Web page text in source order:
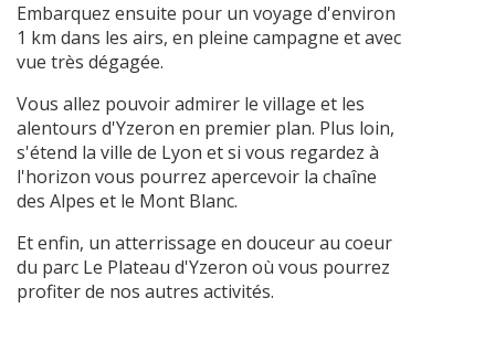
Embarquez ensuite pour un voyage d'environ
1 km dans les airs, en pleine campagne et avec
vue très dégagée.
Vous allez pouvoir admirer le village et les
alentours d'Yzeron en premier plan. Plus loin,
s'étend la ville de Lyon et si vous regardez à
l'horizon vous pourrez apercevoir la chaîne
des Alpes et le Mont Blanc.
Et enfin, un atterrissage en douceur au coeur
du parc Le Plateau d'Yzeron où vous pourrez
profiter de nos autres activités.